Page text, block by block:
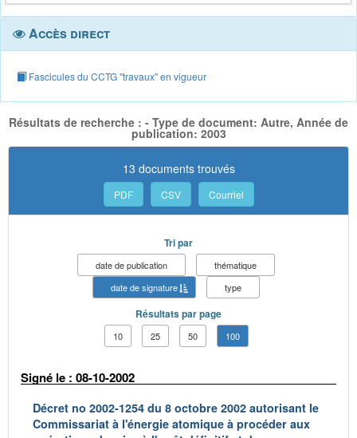
Accès direct
Fascicules du CCTG "travaux" en vigueur
Résultats de recherche : - Type de document: Autre, Année de
publication: 2003
13 documents trouvés
PDF CSV Courriel
Tri par
date de publication
thématique
date de signature
type
Résultats par page
10 25 50 100
Signé le : 08-10-2002
Décret no 2002-1254 du 8 octobre 2002 autorisant le
Commissariat à l'énergie atomique à procéder aux